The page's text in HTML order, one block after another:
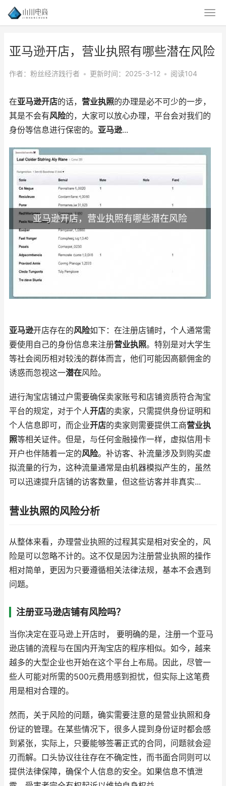
亚马逊开店，营业执照有哪些潜在风险
作者：粉丝经济践行者 • 更新时间：2025-3-12 • 阅读104
在亚马逊开店的话， 营业执照的办理是必不可少的一步，
其是不会有风险的，大家可以放心办理，平台会对我们的
身份等信息进行保密的。 亚马逊...
亚马逊开店，营业执照有哪些潜在风险
亚马逊开店存在的风险如下：在注册店铺时，个人通常需
要使用自己的身份信息来注册营业执照。特别是对大学生
等社会阅历相对较浅的群体而言，他们可能因高额佣金的
诱惑而忽视这一潜在风险。
进行淘宝店铺过户需要确保卖家账号和店铺资质符合淘宝
平台的规定，对于个人开店的卖家，只需提供身份证明和
个人信息即可，而企业开店的卖家则需要提供工商营业执
照等相关证件。但是，与任何金融操作一样，虚拟信用卡
开户也伴随着一定的风险。补访客、补流量涉及到购买虚
拟流量的行为，这种流量通常是由机器模拟产生的，虽然
可以迅速提升店铺的访客数量，但这些访客并非真实...
营业执照的风险分析
从整体来看，办理营业执照的过程其实是相对安全的，风
险是可以忽略不计的。这不仅是因为注册营业执照的操作
相对简单，更因为只要遵循相关法律法规，基本不会遇到
问题。
注册亚马逊店铺有风险吗？
当你决定在亚马逊上开店时， 要明确的是，注册一个亚马
逊店铺的流程与在国内开淘宝店的程序相似。如今，越来
越多的大型企业也开始在这个平台上布局。因此，尽管一
些人可能对所需的500元费用感到担忧，但实际上这笔费
用是相对合理的。
然而，关于风险的问题，确实需要注意的是营业执照和身
份证的管理。在某些情况下，很多人提到身份证时都会感
到紧张，实际上，只要能够签署正式的合同，问题就会迎
刃而解。口头协议往往存在不确定性，而书面合同则可以
提供法律保障，确保个人信息的安全。如果信息不慎泄